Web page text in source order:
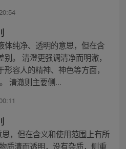
体纯净、透明的意思，但在含
。 清澄更强调清净而明澈，
容人的精神、神色等方面，
清澈则主要侧...
思，但在含义和使用范围上有所
质清而透明，没有杂质，侧重